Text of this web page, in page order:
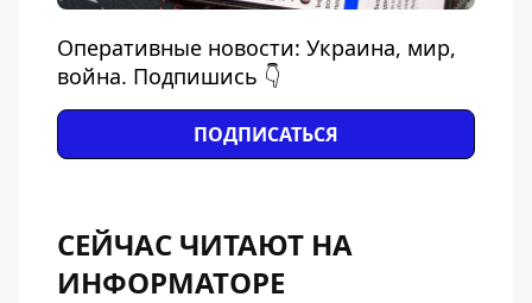
Оперативные новости: Украина, мир,
война. Подпишись 👇
ПОДПИСАТЬСЯ
СЕЙЧАС ЧИТАЮТ НА
ИНФОРМАТОРЕ